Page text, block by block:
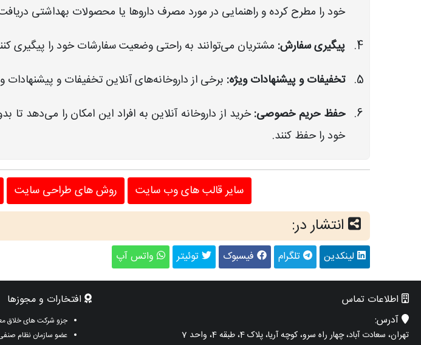
خود را مطرح کرده و راهنمایی در مورد مصرف داروها یا محصولات بهداشتی
پیگیری سفارش: مشتریان می‌توانند به راحتی وضعیت سفارشات خود را پیگیری
تخفیفات و پیشنهادات ویژه: برخی از داروخانه‌های آنلاین تخفیفات و
حفظ حریم خصوصی:خرید از داروخانه آنلاین به افراد این امکان را می‌دهد
خود را حفظ کنند.
سایر قالب های وب سایت روش های طراحی سایت
انتشار در:
لینکدین تلگرام فیسبوک توئیتر واتس آپ
اطلاعات تماس
آدرس:
تهران، سعادت آباد، چهار راه سرو، کوچه آریا، پلاک 4، طبقه 4، واحد 7
افتخارات و مجوزها
جزو شرکت های خلاق
عضو سازمان نظام صنفی